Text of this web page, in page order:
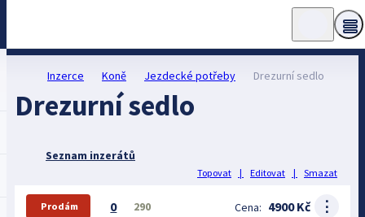
Inzerce Koně Jezdecké potřeby Drezurní sedlo
Drezurní sedlo
Seznam inzerátů
Topovat | Editovat | Smazat
Prodám 0 290 Cena: 4900 Kč ⋮